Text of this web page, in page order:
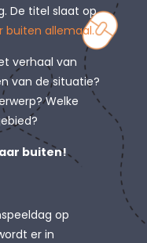
De titel slaat op
buiten allemaal.
verhaal van
van de situatie?
Welke
buiten!
op
er in